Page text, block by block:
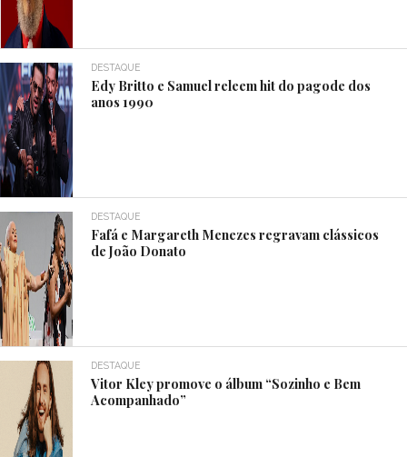
DESTAQUE
Edy Britto e Samuel releem hit do pagode dos
anos 1990
DESTAQUE
Fafá e Margareth Menezes regravam clássicos
de João Donato
DESTAQUE
Vitor Kley promove o álbum “Sozinho e Bem
Acompanhado”